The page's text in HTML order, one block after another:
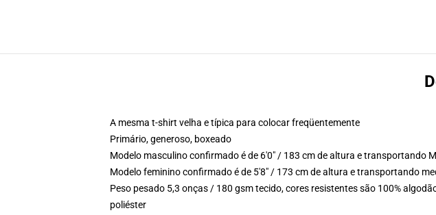
A mesma t-shirt velha e típica para colocar freqüentemente
Primário, generoso, boxeado
Modelo masculino confirmado é de 6'0" / 183 cm de altura e transportando
Modelo feminino confirmado é de 5'8" / 173 cm de altura e transportando
Peso pesado 5,3 onças / 180 gsm tecido, cores resistentes são 100%
poliéster